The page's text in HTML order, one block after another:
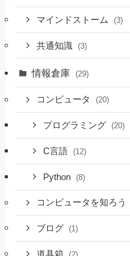
マインドストーム (3)
共通知識 (3)
情報倉庫 (29)
コンピュータ (20)
プログラミング (20)
C言語 (12)
Python (8)
コンピュータを知ろう
ブログ (1)